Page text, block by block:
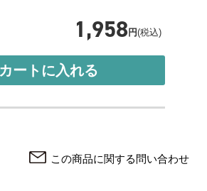
1,958円(税込)
カートに入れる
この商品に関する問い合わせ